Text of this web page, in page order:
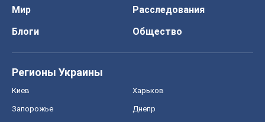
Мир
Расследования
Блоги
Общество
Регионы Украины
Киев Харьков
Запорожье Днепр